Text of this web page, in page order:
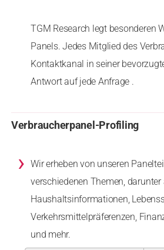
TGM Research legt besonderen
Panels. Jedes Mitglied des
Kontaktkanal in seiner
Antwort auf jede Anfrage .
Verbraucherpanel-Profiling
› Wir erheben von unseren
verschiedenen Themen,
Haushaltsinformationen,
Verkehrsmittelpräferenzen,
und mehr.